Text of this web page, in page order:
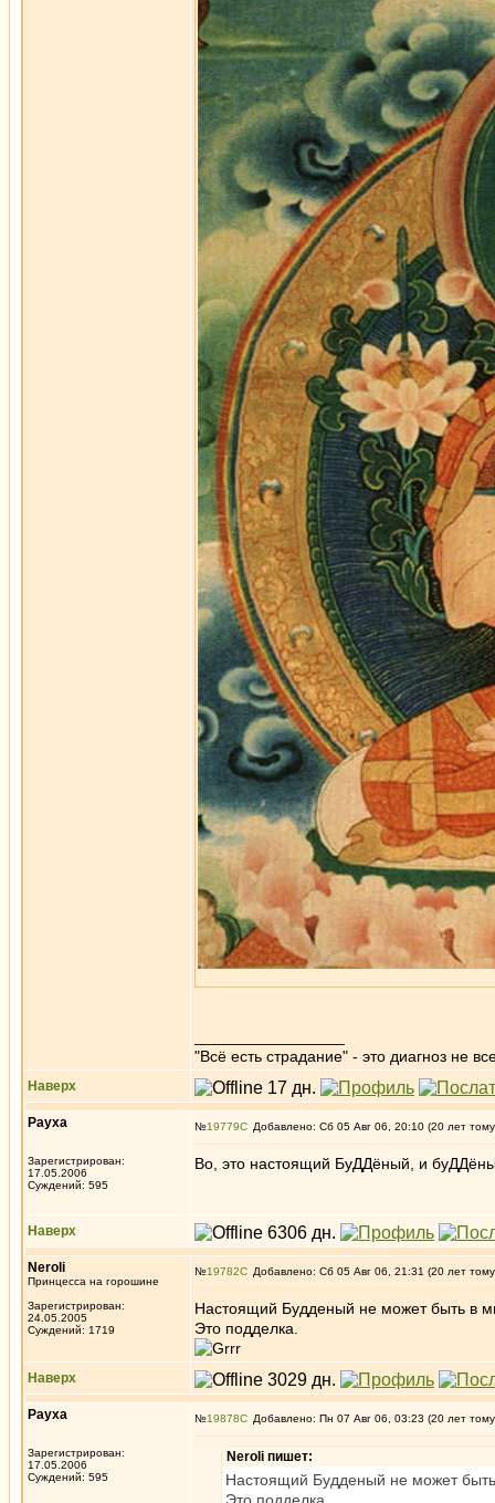
"Всё есть страдание" - это диагноз не
Наверх
Рауха
Зарегистрирован:
17.05.2006
Суждений: 595
№19779 Добавлено: Сб 05 Авг 06, 20:10 (20 лет
Во, это настоящий БуДДёный, и
Наверх
Neroli
Принцесса на горошине
Зарегистрирован:
24.05.2005
Суждений: 1719
№19782 Добавлено: Сб 05 Авг 06, 21:31 (20 лет
Настоящий Будденый не может быть в
Это подделка.
Наверх
Рауха
Зарегистрирован:
17.05.2006
Суждений: 595
№19878 Добавлено: Пн 07 Авг 06, 03:23 (20 лет
Neroli пишет:
Настоящий Будденый не может